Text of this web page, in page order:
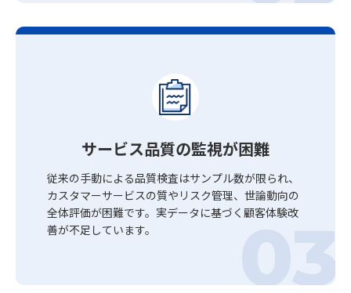
サービス品質の監視が困難
従来の手動による品質検査はサンプル数が限られ、
カスタマーサービスの質やリスク管理、世論動向の
全体評価が困難です。実データに基づく顧客体験改
善が不足しています。